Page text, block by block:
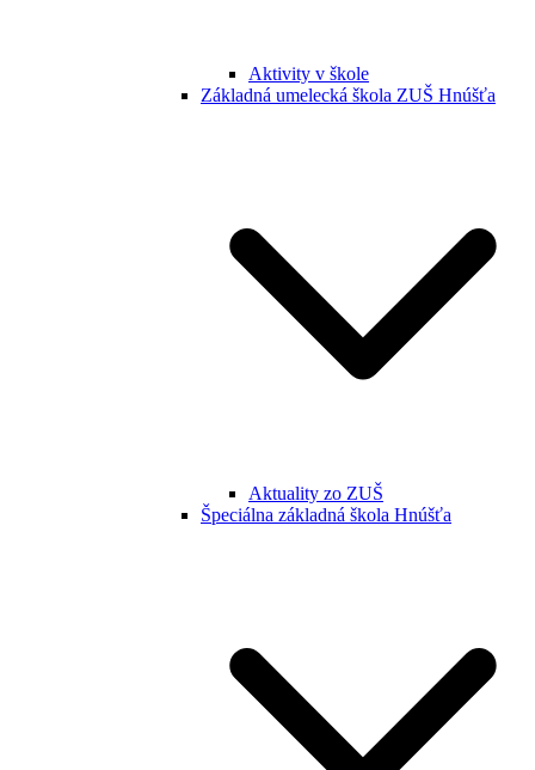
Aktivity v škole
Základná umelecká škola ZUŠ Hnúšťa
Aktuality zo ZUŠ
Špeciálna základná škola Hnúšťa